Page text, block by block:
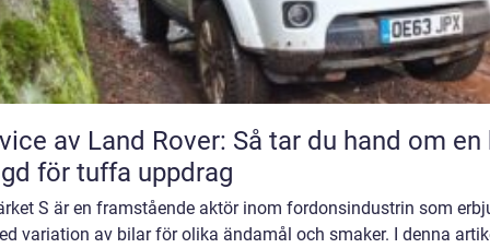
av Land Rover: Så tar du hand om en
för tuffa uppdrag
S är en framstående aktör inom fordonsindustrin som
variation av bilar för olika ändamål och smaker. I denna